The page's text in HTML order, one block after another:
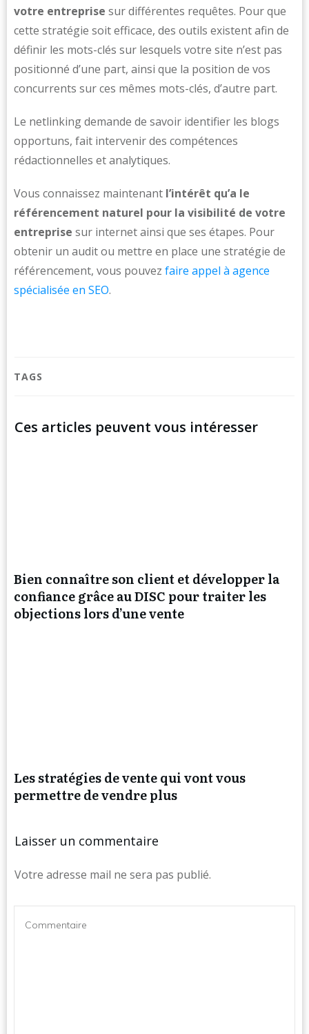
votre entreprise sur différentes requêtes. Pour que
cette stratégie soit efficace, des outils existent afin de
définir les mots-clés sur lesquels votre site n’est pas
positionné d’une part, ainsi que la position de vos
concurrents sur ces mêmes mots-clés, d’autre part.
Le netlinking demande de savoir identifier les blogs
opportuns, fait intervenir des compétences
rédactionnelles et analytiques.
Vous connaissez maintenant l’intérêt qu’a le
référencement naturel pour la visibilité de votre
entreprise sur internet ainsi que ses étapes. Pour
obtenir un audit ou mettre en place une stratégie de
référencement, vous pouvez faire appel à agence
spécialisée en SEO.
TAGS
Ces articles peuvent vous intéresser
Bien connaître son client et développer la
confiance grâce au DISC pour traiter les
objections lors d’une vente
Les stratégies de vente qui vont vous
permettre de vendre plus
Laisser un commentaire
Votre adresse mail ne sera pas publié.